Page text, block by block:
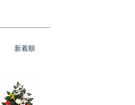
新着順